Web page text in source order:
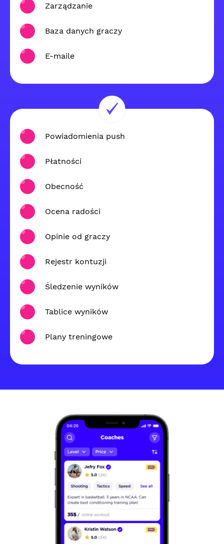
Zarządzanie
Baza danych graczy
E-maile
Powiadomienia push
Płatności
Obecność
Ocena radości
Opinie od graczy
Rejestr kontuzji
Śledzenie wyników
Tablice wyników
Plany treningowe